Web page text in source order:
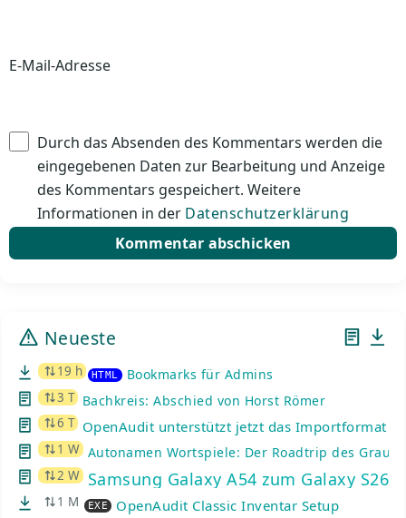
E-Mail-Adresse
Durch das Absenden des Kommentars werden die
eingegebenen Daten zur Bearbeitung und Anzeige
des Kommentars gespeichert. Weitere
Informationen in der Datenschutzerklärung
Neueste
19 h HTML Bookmarks für Admins
3 T Bachkreis: Abschied von Horst Römer
6 T OpenAudit unterstützt jetzt das Importformat
1 W Autonamen Wortspiele: Der Roadtrip des
2 W Samsung Galaxy A54 zum Galaxy
1 M EXE OpenAudit Classic Inventar Setup